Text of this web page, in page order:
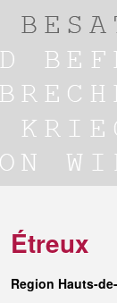
Étreux
Region Hauts-